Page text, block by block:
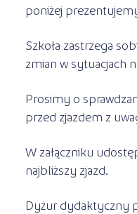
poniżej
Szkoła zastrzega
zmian w sytuacjach
Prosimy o
przed zjazdem z
W załączniku
najbliższy zjazd.
Dyżur dydaktyczny